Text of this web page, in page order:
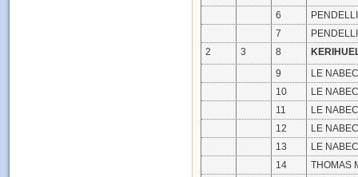
6
7
2
3 8
9
LE
10
LE
11
LE
12
LE
13
LE
14
THOMAS